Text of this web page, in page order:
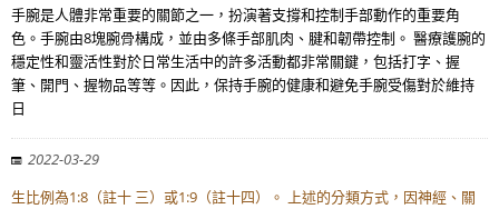
手腕是人體非常重要的關節之一，扮演著支撐和控制手部動作的重要角
色。手腕由8塊腕骨構成，並由多條手部肌肉、腱和韌帶控制。 醫療護腕的
穩定性和靈活性對於日常生活中的許多活動都非常關鍵，包括打字、握
筆、開門、握物品等等。因此，保持手腕的健康和避免手腕受傷對於維持
日
2022-03-29
生比例為1:8（註十 三）或1:9（註十四）。 上述的分類方式，因神經、關